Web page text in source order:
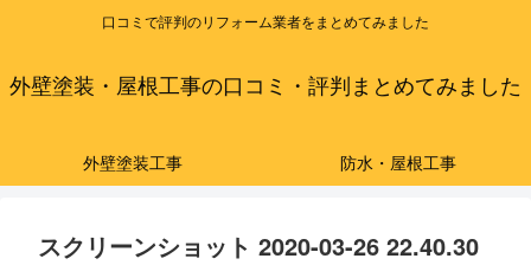
口コミで評判のリフォーム業者をまとめてみました
外壁塗装・屋根工事の口コミ・評判まとめてみました
外壁塗装工事 防水・屋根工事
スクリーンショット 2020-03-26 22.40.30